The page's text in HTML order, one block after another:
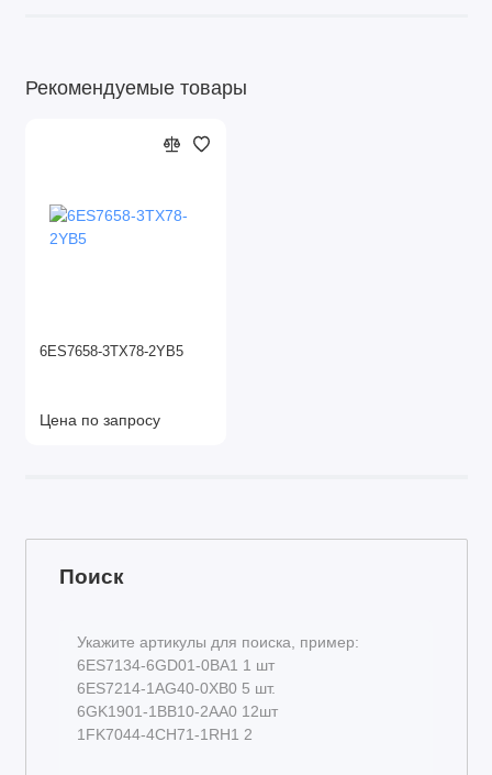
Рекомендуемые товары
6ES7658-3TX78-2YB5
Цена по запросу
Поиск